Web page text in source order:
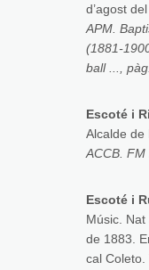
d’agost
APM.
(1881-
ball ...,
Escoté i
Alcalde de
ACCB. FM
Escoté i
Músic.
de 1883.
cal